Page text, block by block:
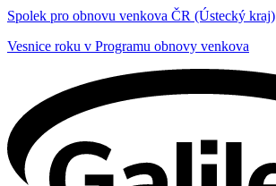
Spolek pro obnovu venkova ČR (Ústecký kraj)
Vesnice roku v Programu obnovy venkova